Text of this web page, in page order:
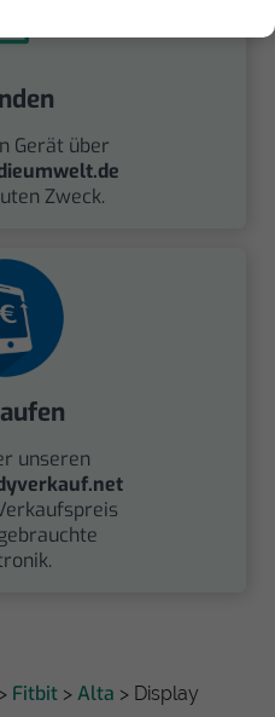
Gerät über
Zweck.
unseren
> Fitbit > Alta > Display